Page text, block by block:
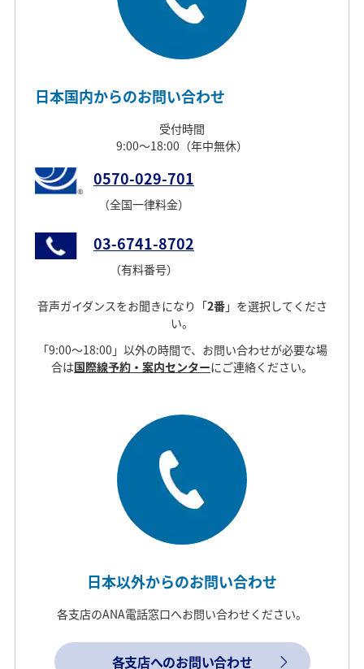
日本国内からのお問い合わせ
受付時間
9:00～18:00（年中無休）
0570-029-701
（全国一律料金）
03-6741-8702
（有料番号）
音声ガイダンスをお聞きになり 「2番」 を選択してくださ
い。
「9:00～18:00」以外の時間で、お問い合わせが必要な場
合は国際線予約・案内センターにご連絡ください。
日本以外からのお問い合わせ
各支店のANA電話窓口へお問い合わせください。
各支店へのお問い合わせ